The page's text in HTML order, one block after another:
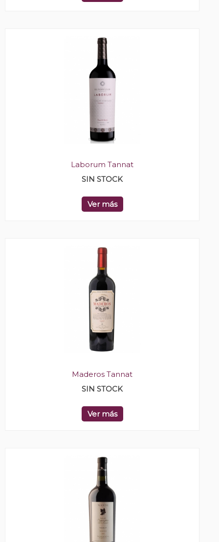
Laborum Tannat
SIN STOCK
Ver más
Maderos Tannat
SIN STOCK
Ver más